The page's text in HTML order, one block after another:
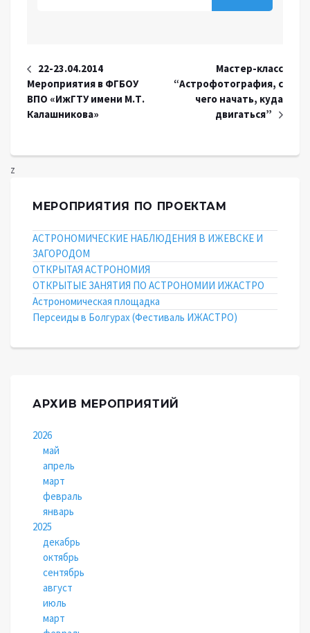
22-23.04.2014
Мероприятия в ФГБОУ
ВПО «ИжГТУ имени М.Т.
Калашникова»
Мастер-класс
“Астрофотография, с
чего начать, куда
двигаться”
z
МЕРОПРИЯТИЯ ПО ПРОЕКТАМ
АСТРОНОМИЧЕСКИЕ НАБЛЮДЕНИЯ В ИЖЕВСКЕ И
ЗАГОРОДОМ
ОТКРЫТАЯ АСТРОНОМИЯ
ОТКРЫТЫЕ ЗАНЯТИЯ ПО АСТРОНОМИИ ИЖАСТРО
Астрономическая площадка
Персеиды в Болгурах (Фестиваль ИЖАСТРО)
АРХИВ МЕРОПРИЯТИЙ
2026
май
апрель
март
февраль
январь
2025
декабрь
октябрь
сентябрь
август
июль
март